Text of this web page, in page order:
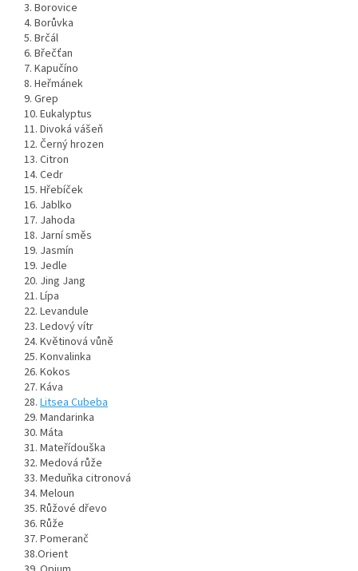
3. Borovice
4. Borůvka
5. Brčál
6. Břečťan
7. Kapučíno
8. Heřmánek
9. Grep
10. Eukalyptus
11. Divoká vášeň
12. Černý hrozen
13. Citron
14. Cedr
15. Hřebíček
16. Jablko
17. Jahoda
18. Jarní směs
19. Jasmín
19. Jedle
20. Jing Jang
21. Lípa
22. Levandule
23. Ledový vítr
24. Květinová vůně
25. Konvalinka
26. Kokos
27. Káva
28. Litsea Cubeba
29. Mandarinka
30. Máta
31. Mateřídouška
32. Medová růže
33. Meduňka citronová
34. Meloun
35. Růžové dřevo
36. Růže
37. Pomeranč
38.Orient